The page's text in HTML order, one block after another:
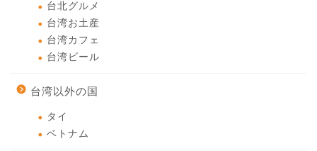
台北グルメ
台湾お土産
台湾カフェ
台湾ビール
台湾以外の国
タイ
ベトナム